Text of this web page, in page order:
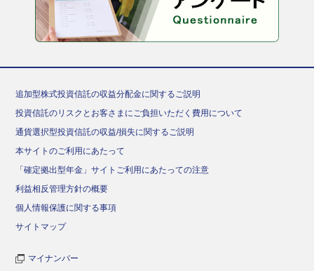
追加型株式投資信託の収益分配金に関するご説明
投資信託のリスクとお客さまにご負担いただく費用について
通貨選択型投資信託の収益/損失に関するご説明
本サイトのご利用にあたって
「確定拠出型年金」サイトご利用にあたっての注意
利益相反管理方針の概要
個人情報保護に関する事項
サイトマップ
マイナンバー